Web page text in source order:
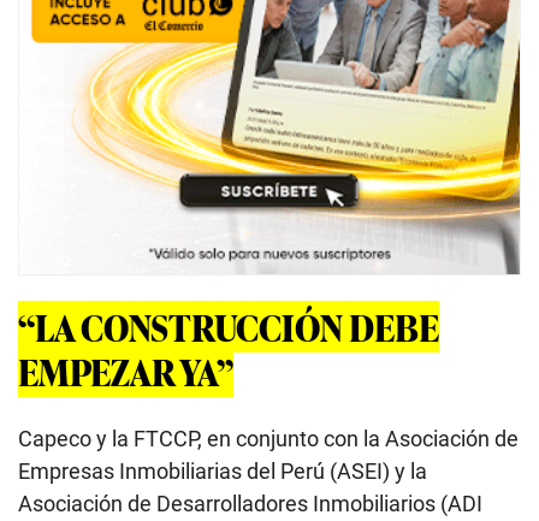
“LA CONSTRUCCIÓN DEBE
EMPEZAR YA”
Capeco y la FTCCP, en conjunto con la Asociación de
Empresas Inmobiliarias del Perú (ASEI) y la
Asociación de Desarrolladores Inmobiliarios (ADI